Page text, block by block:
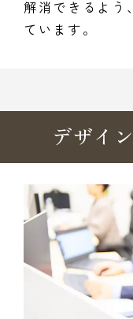
解消できるよう
ています。
デザイ